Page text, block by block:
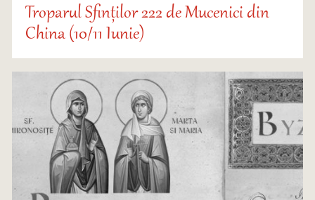
Troparul Sfinților 222 de Mucenici din
China (10/11 Iunie)